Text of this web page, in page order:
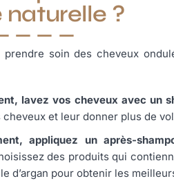
?
soin des cheveux
lavez vos cheveux avec un
et leur donner plus de
appliquez un après-
des produits qui
d’argan pour obtenir les